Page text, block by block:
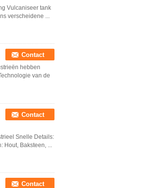
Vulcaniseer tank
verscheidene ...
Contact
hebben
van de
Contact
Snelle Details:
Hout, Baksteen, ...
Contact